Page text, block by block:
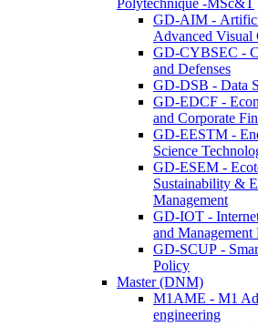
Polytechnique -MSc&T
GD-AIM -
Advanced Visual
GD-CYBSEC -
and Defenses
GD-DSB - Data
GD-EDCF -
and Corporate
GD-EESTM -
Science
GD-ESEM -
Sustainability &
Management
GD-IOT -
and
GD-SCUP -
Policy
Master (DNM)
M1AME - M1
engineering